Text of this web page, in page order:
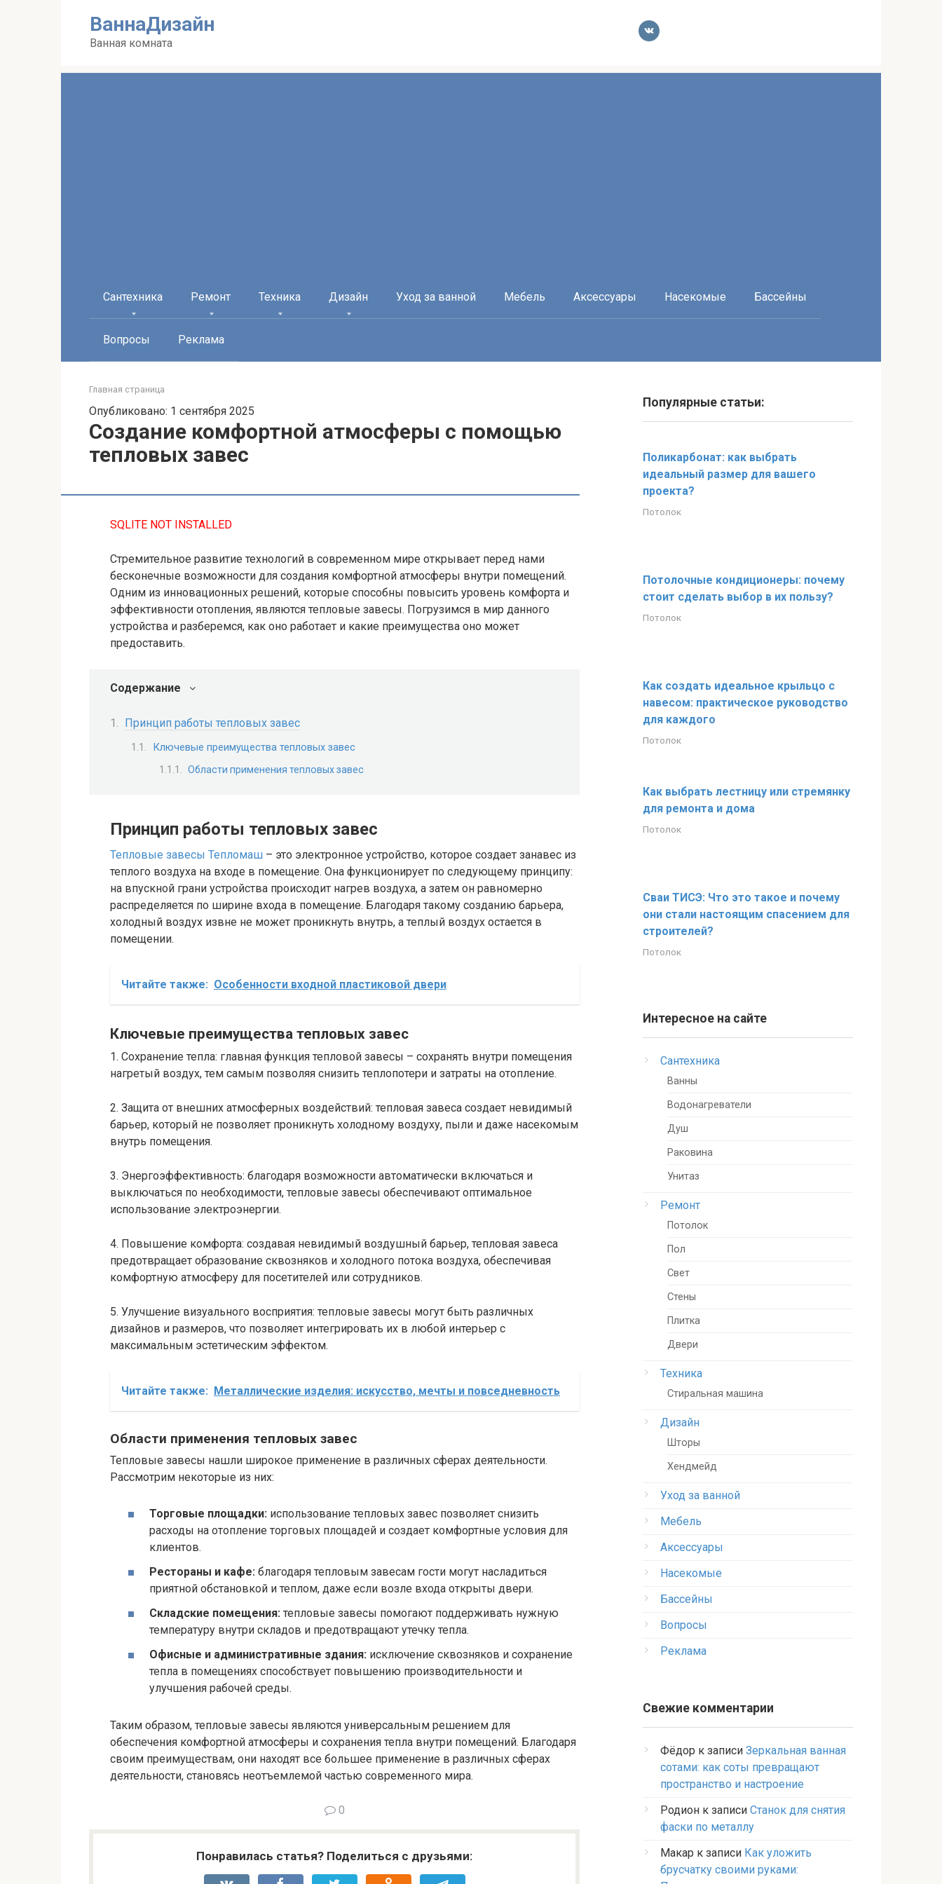
ВаннаДизайн
Ванная комната
Сантехника Ремонт Техника Дизайн Уход за ванной Мебель Аксессуары Насекомые Бассейны
Вопросы Реклама
Главная страница
Опубликовано: 1 сентября 2025
Создание комфортной атмосферы с помощью
тепловых завес
SQLITE NOT INSTALLED
Стремительное развитие технологий в современном мире открывает перед нами
бесконечные возможности для создания комфортной атмосферы внутри помещений.
Одним из инновационных решений, которые способны повысить уровень комфорта и
эффективности отопления, являются тепловые завесы. Погрузимся в мир данного
устройства и разберемся, как оно работает и какие преимущества оно может
предоставить.
Содержание
Принцип работы тепловых завес
Ключевые преимущества тепловых завес
Области применения тепловых завес
Принцип работы тепловых завес
Тепловые завесы Тепломаш – это электронное устройство, которое создает занавес из
теплого воздуха на входе в помещение. Она функционирует по следующему принципу:
на впускной грани устройства происходит нагрев воздуха, а затем он равномерно
распределяется по ширине входа в помещение. Благодаря такому созданию барьера,
холодный воздух извне не может проникнуть внутрь, а теплый воздух остается в
помещении.
Читайте также: Особенности входной пластиковой двери
Ключевые преимущества тепловых завес
1. Сохранение тепла: главная функция тепловой завесы – сохранять внутри помещения
нагретый воздух, тем самым позволяя снизить теплопотери и затраты на отопление.
2. Защита от внешних атмосферных воздействий: тепловая завеса создает невидимый
барьер, который не позволяет проникнуть холодному воздуху, пыли и даже насекомым
внутрь помещения.
3. Энергоэффективность: благодаря возможности автоматически включаться и
выключаться по необходимости, тепловые завесы обеспечивают оптимальное
использование электроэнергии.
4. Повышение комфорта: создавая невидимый воздушный барьер, тепловая завеса
предотвращает образование сквозняков и холодного потока воздуха, обеспечивая
комфортную атмосферу для посетителей или сотрудников.
5. Улучшение визуального восприятия: тепловые завесы могут быть различных
дизайнов и размеров, что позволяет интегрировать их в любой интерьер с
максимальным эстетическим эффектом.
Читайте также: Металлические изделия: искусство, мечты и повседневность
Области применения тепловых завес
Тепловые завесы нашли широкое применение в различных сферах деятельности.
Рассмотрим некоторые из них:
Торговые площадки: использование тепловых завес позволяет снизить
расходы на отопление торговых площадей и создает комфортные условия для
клиентов.
Рестораны и кафе: благодаря тепловым завесам гости могут насладиться
приятной обстановкой и теплом, даже если возле входа открыты двери.
Складские помещения: тепловые завесы помогают поддерживать нужную
температуру внутри складов и предотвращают утечку тепла.
Офисные и административные здания: исключение сквозняков и сохранение
тепла в помещениях способствует повышению производительности и
улучшения рабочей среды.
Таким образом, тепловые завесы являются универсальным решением для
обеспечения комфортной атмосферы и сохранения тепла внутри помещений. Благодаря
своим преимуществам, они находят все большее применение в различных сферах
деятельности, становясь неотъемлемой частью современного мира.
0
Понравилась статья? Поделиться с друзьями:
Популярные статьи:
Поликарбонат: как выбрать
идеальный размер для вашего
проекта?
Потолок
Потолочные кондиционеры: почему
стоит сделать выбор в их пользу?
Потолок
Как создать идеальное крыльцо с
навесом: практическое руководство
для каждого
Потолок
Как выбрать лестницу или стремянку
для ремонта и дома
Потолок
Сваи ТИСЭ: Что это такое и почему
они стали настоящим спасением для
строителей?
Потолок
Интересное на сайте
Сантехника
Ванны
Водонагреватели
Душ
Раковина
Унитаз
Ремонт
Потолок
Пол
Свет
Стены
Плитка
Двери
Техника
Стиральная машина
Дизайн
Шторы
Хендмейд
Уход за ванной
Мебель
Аксессуары
Насекомые
Бассейны
Вопросы
Реклама
Свежие комментарии
Фёдор к записи Зеркальная ванная
сотами: как соты превращают
пространство и настроение
Родион к записи Станок для снятия
фаски по металлу
Макар к записи Как уложить
брусчатку своими руками: